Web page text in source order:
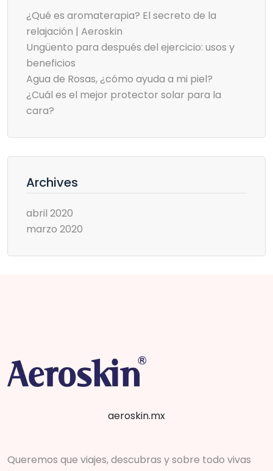
¿Qué es aromaterapia? El secreto de la
relajación | Aeroskin
Ungüento para después del ejercicio: usos y
beneficios
Agua de Rosas, ¿cómo ayuda a mi piel?
¿Cuál es el mejor protector solar para la
cara?
Archives
abril 2020
marzo 2020
aeroskin.mx
Queremos que viajes, descubras y sobre todo vivas